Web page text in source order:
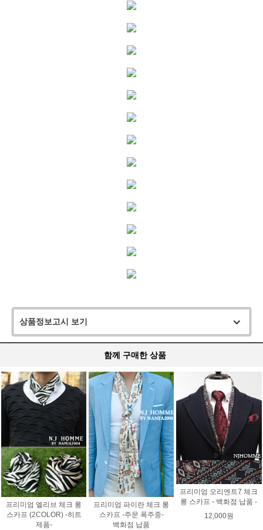
상품정보고시 보기
함께 구매한 상품
프리미엄 엘리브 체크 롱
스카프 (2COLOR) -히트
제품-
프리미엄 파이란 체크 롱
스카프 -주문 폭주중-
백화점 납품
프리미엄 오리엔트7 체크
롱 스카프 - 백화점 납품 -
12,000원